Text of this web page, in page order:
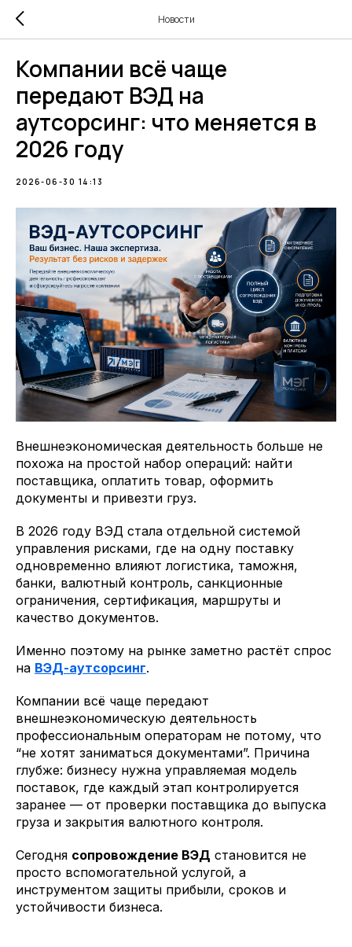
Новости
Компании всё чаще
передают ВЭД на
аутсорсинг: что меняется в
2026 году
2026-06-30 14:13
Внешнеэкономическая деятельность больше не
похожа на простой набор операций: найти
поставщика, оплатить товар, оформить
документы и привезти груз.
В 2026 году ВЭД стала отдельной системой
управления рисками, где на одну поставку
одновременно влияют логистика, таможня,
банки, валютный контроль, санкционные
ограничения, сертификация, маршруты и
качество документов.
Именно поэтому на рынке заметно растёт спрос
на ВЭД-аутсорсинг.
Компании всё чаще передают
внешнеэкономическую деятельность
профессиональным операторам не потому, что
“не хотят заниматься документами”. Причина
глубже: бизнесу нужна управляемая модель
поставок, где каждый этап контролируется
заранее — от проверки поставщика до выпуска
груза и закрытия валютного контроля.
Сегодня сопровождение ВЭД становится не
просто вспомогательной услугой, а
инструментом защиты прибыли, сроков и
устойчивости бизнеса.